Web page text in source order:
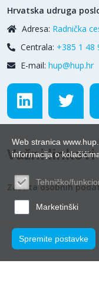
Hrvatska udruga
Adresa: Radnička
Centrala: +385 1 48
E-mail: hup@hup.hr
Važni linkovi
Zaštita osobnih
Web stranica
informacija o
Tehničko/
Marketinški
Spremite postavke